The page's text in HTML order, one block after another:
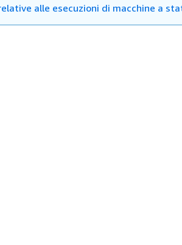
alle esecuzioni di macchine a